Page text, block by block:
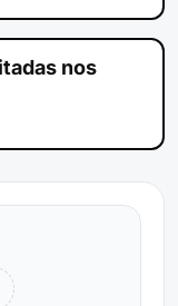
nos